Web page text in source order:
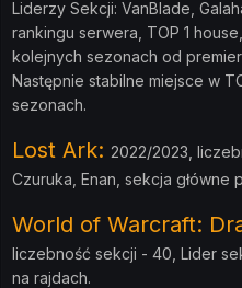
Liderzy Sekcji: VanBlade,
rankingu serwera, TOP 1
kolejnych sezonach od
Następnie stabilne miejsce w
sezonach.
Lost Ark: 2022/2023 ,
Czuruka, Enan, sekcja główne
World of Warcraft:
liczebność sekcji - 40, Lider
na rajdach.